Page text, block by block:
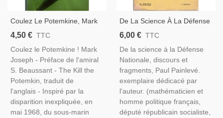
Coulez Le Potemkine, Mark
Joseph, 1989 - Sous-Marin
Guerre
4,50 € TTC
Coulez le Potemkine ! Mark
Joseph - Préface de l'amiral
S. Beaussant - The Kill the
Potemkin, traduit de
l'anglais - Inspiré par la
disparition inexpliquée, en
mai 1968, du sous-marin
De La Science À La Défense
Nationale, Paul Painlevé,
Marine
6,00 € TTC
De la science à la Défense
Nationale, discours et
fragments, Paul Painlevé.
exemplaire dédicacé par
l'auteur. (mathématicien et
homme politique français,
député républicain socialiste,